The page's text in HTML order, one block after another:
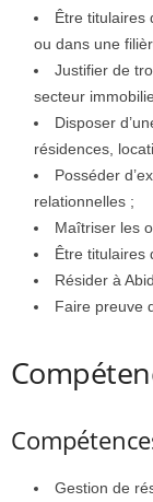
Être titulaires
ou dans une
Justifier de
secteur
Disposer
résidences,
Posséder
relationnelles ;
Maîtriser les
Être titulaires
Résider à
Faire preuve
Gestion de